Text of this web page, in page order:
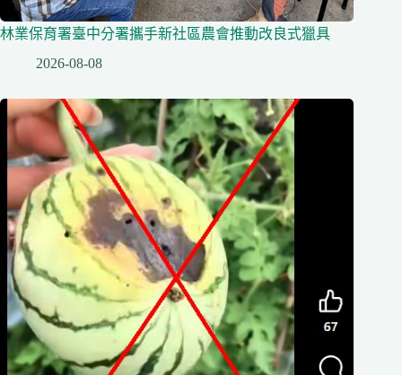
林業保育署臺中分署攜手新社區農會推動改良式獵具
2026-08-08